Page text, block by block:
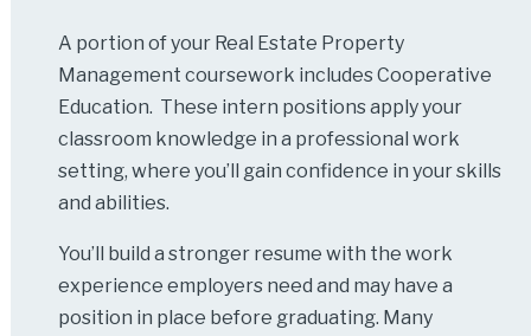
A portion of your Real Estate Property
Management coursework includes Cooperative
Education. These intern positions apply your
classroom knowledge in a professional work
setting, where you’ll gain confidence in your skills
and abilities.
You’ll build a stronger resume with the work
experience employers need and may have a
position in place before graduating. Many